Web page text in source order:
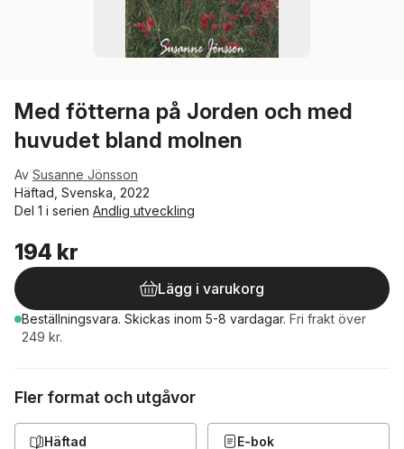
Med fötterna på Jorden och med
huvudet bland molnen
Av Susanne Jönsson
Häftad, Svenska, 2022
Del 1 i serien Andlig utveckling
194 kr
Lägg i varukorg
Beställningsvara. Skickas inom 5-8 vardagar. Fri frakt över
249 kr.
Fler format och utgåvor
Häftad
E-bok